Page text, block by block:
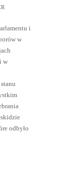
i
w
w
odbyło